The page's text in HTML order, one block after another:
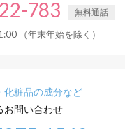
783 無料通話
（年末年始を除く）
化粧品の成分など
お問い合わせ